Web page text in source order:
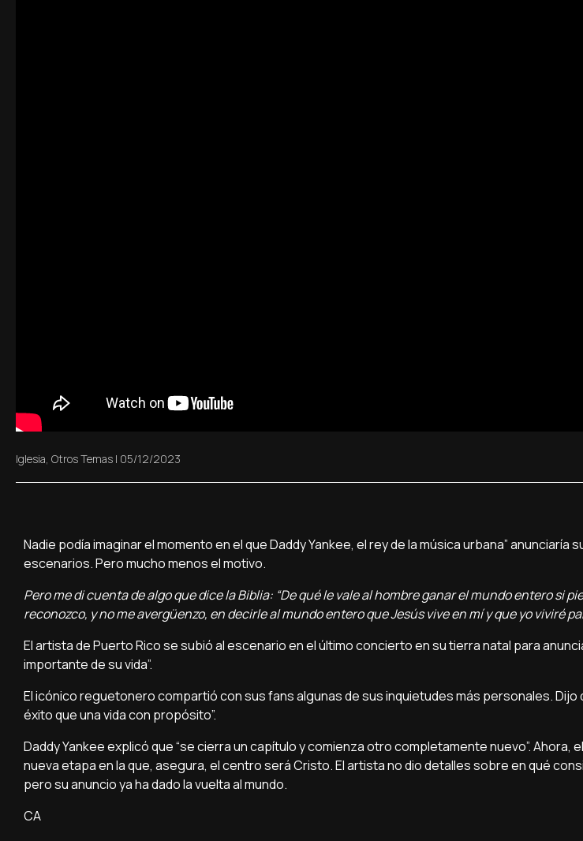
Iglesia Otros Temas | 05/12/2023
Nadie podía imaginar el momento en el que Daddy Yankee, el rey de la música urbana” anunciaría
escenarios. Pero mucho menos el motivo.
Pero me di cuenta de algo que dice la Biblia: “De qué le vale al hombre ganar el mundo entero si
reconozco, y no me avergüenzo, en decirle al mundo entero que Jesús vive en mí y que yo viviré
El artista de Puerto Rico se subió al escenario en el último concierto en su tierra natal para
importante de su vida”.
El icónico reguetonero compartió con sus fans algunas de sus inquietudes más personales. Dijo
éxito que una vida con propósito”.
Daddy Yankee explicó que “se cierra un capítulo y comienza otro completamente nuevo”. Ahora,
nueva etapa en la que, asegura, el centro será Cristo. El artista no dio detalles sobre en qué
pero su anuncio ya ha dado la vuelta al mundo.
CA